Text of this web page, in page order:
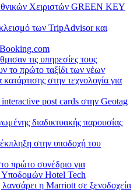
Χειριστών GREEN KEY
των TripAdvisor και
τις υπηρεσίες τους
το πρώτο ταξίδι των νέων
στην τεχνολογία για
post cards στην Geotag
διαδικτυακής παρουσίας
στην υποδοχή του
πρώτο συνέδριο για
Υποδομών Hotel Tech
λανσάρει η Marriott σε ξενοδοχεία